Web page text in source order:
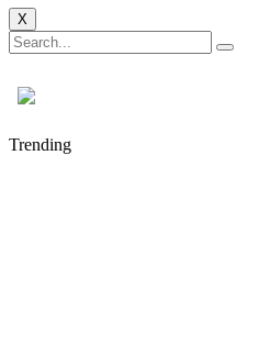
X
Trending